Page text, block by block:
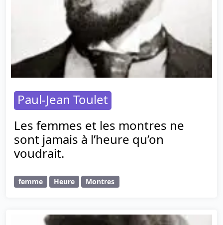
Paul-Jean Toulet
Les femmes et les montres ne
sont jamais à l’heure qu’on
voudrait.
femme Heure Montres